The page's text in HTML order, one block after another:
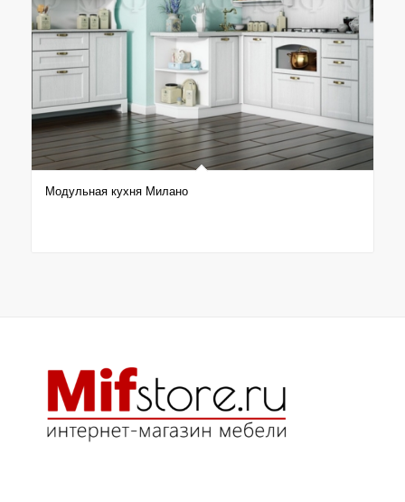
Модульная кухня Милано